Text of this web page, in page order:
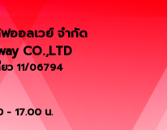
ออลเวย์ จำกัด
CO.,LTD
ว 11/06794
- 17.00 น.